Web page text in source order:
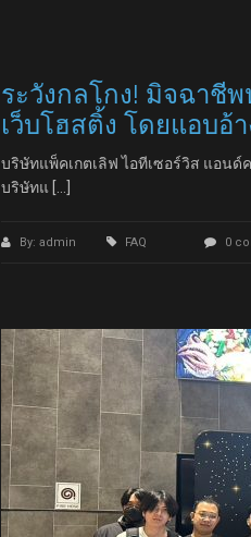
ระวังกลโกง! มิจฉาชี
เว็บโฮสติ้ง โดยแอบอ้
บริษัทแพ็คเกตเลิฟ ไอทีเซอร์วิส แอน
บริษัทแ […]
By: admin FAQ 0